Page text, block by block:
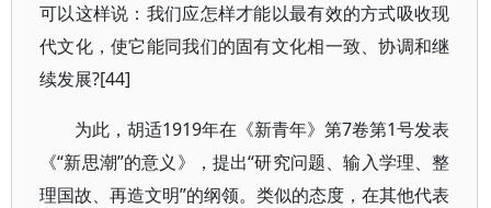
可以这样说：我们应怎样才能以最有效的方式吸收现
代文化，使它能同我们的固有文化相一致、协调和继
续发展?[44]
为此，胡适1919年在《新青年》第7卷第1号发表
《“新思潮”的意义》，提出“研究问题、输入学理、整
理国故、再造文明”的纲领。类似的态度，在其他代表